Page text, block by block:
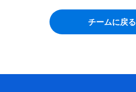
チームに戻る